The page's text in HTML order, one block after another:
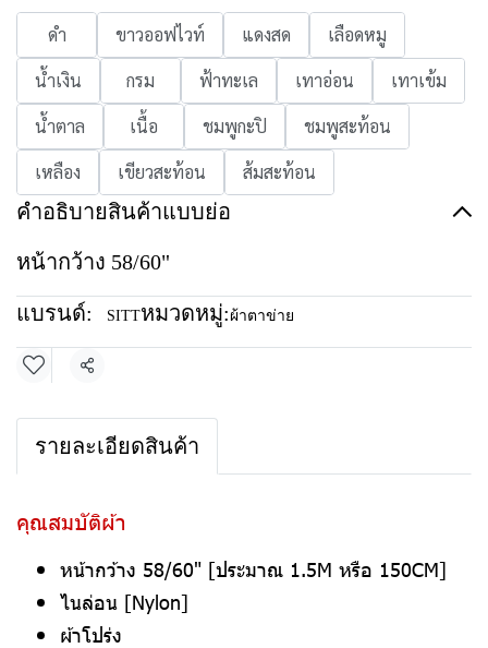
ดำ ขาวออฟไวท์ แดงสด
เลือดหมู
น้ำเงิน
กรม ฟ้าทะเล เทาอ่อน
เทาเข้ม
น้ำตาล
เนื้อ ชมพูกะปิ
ชมพูสะท้อน
เหลือง
เขียวสะท้อน ส้มสะท้อน
คำอธิบายสินค้าแบบย่อ
หน้ากว้าง 58/60"
แบรนด์: SITTหมวดหมู่: ผ้าตาข่าย
แชร์
รายละเอียดสินค้า
คุณสมบัติผ้า
หน้ากว้าง 58/60" [ประมาณ 1.5M หรือ 150CM]
ไนล่อน [Nylon]
ผ้าโปร่ง